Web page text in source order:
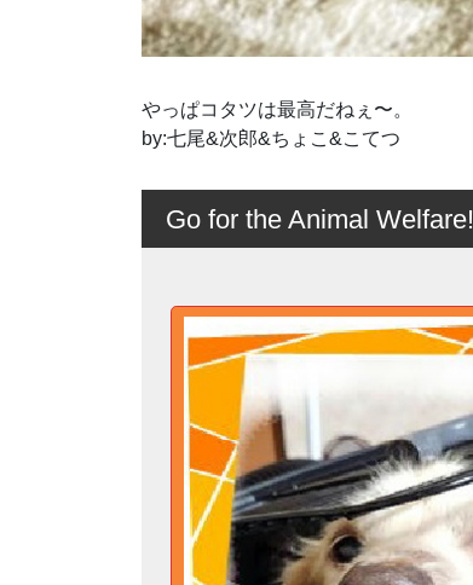
やっぱコタツは最高だねぇ〜。
by:七尾&次郎&ちょこ&こてつ
Go for the Animal Welfare!